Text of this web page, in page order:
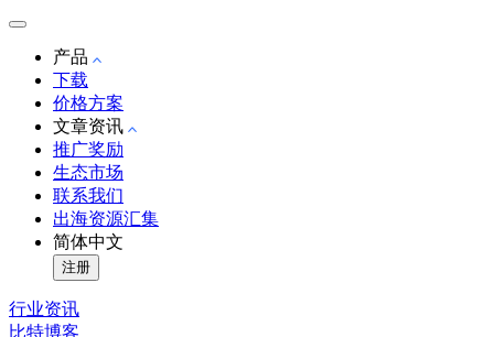
产品
下载
价格方案
文章资讯
推广奖励
生态市场
联系我们
出海资源汇集
简体中文
注册
行业资讯
比特博客